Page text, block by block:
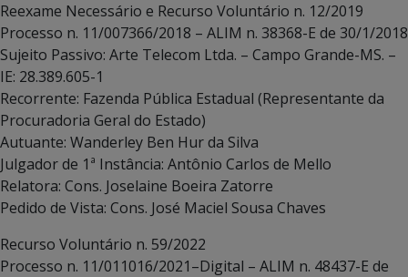
Reexame Necessário e Recurso Voluntário n. 12/2019
Processo n. 11/007366/2018 – ALIM n. 38368-E de 30/1/2018
Sujeito Passivo: Arte Telecom Ltda. – Campo Grande-MS. –
IE: 28.389.605-1
Recorrente: Fazenda Pública Estadual (Representante da
Procuradoria Geral do Estado)
Autuante: Wanderley Ben Hur da Silva
Julgador de 1ª Instância: Antônio Carlos de Mello
Relatora: Cons. Joselaine Boeira Zatorre
Pedido de Vista: Cons. José Maciel Sousa Chaves
Recurso Voluntário n. 59/2022
Processo n. 11/011016/2021–Digital – ALIM n. 48437-E de